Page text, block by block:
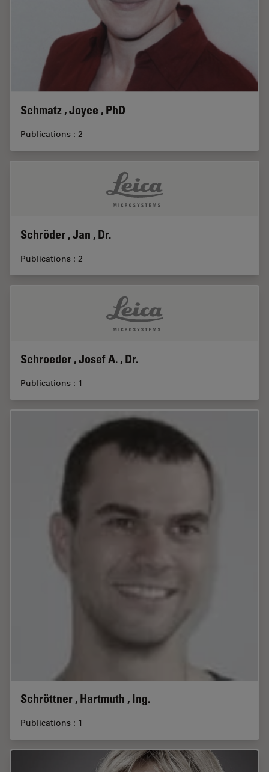
Schmatz , Joyce , PhD
Publications : 2
Schröder , Jan , Dr.
Publications : 2
Schroeder , Josef A. , Dr.
Publications : 1
Schröttner , Hartmuth , Ing.
Publications : 1